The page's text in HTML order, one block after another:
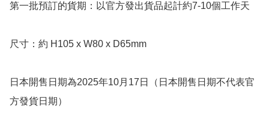
第一批預訂的貨期：以官方發出貨品起計約7-10個工作天
尺寸：約 H105 x W80 x D65mm
日本開售日期為2025年10月17日（日本開售日期不代表官
方發貨日期）